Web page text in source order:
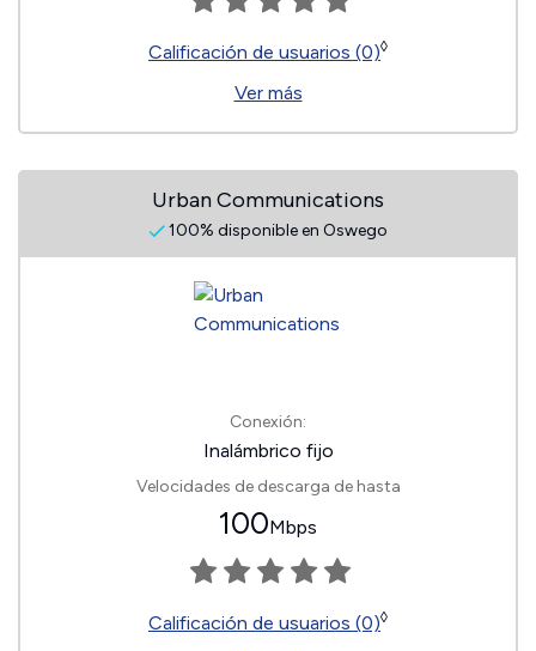
Calificación de usuarios (0)◊
Ver más
Urban Communications
100% disponible en Oswego
Conexión:
Inalámbrico fijo
Velocidades de descarga de hasta
100Mbps
Calificación de usuarios (0)◊